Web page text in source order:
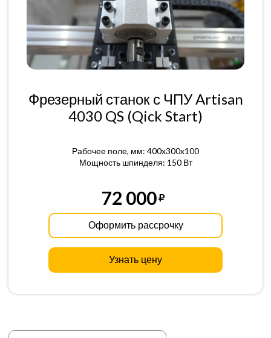
Фрезерный станок с ЧПУ Artisan
4030 QS (Qick Start)
Рабочее поле, мм: 400x300x100
Мощность шпинделя: 150 Вт
72 000
Оформить рассрочку
Узнать цену